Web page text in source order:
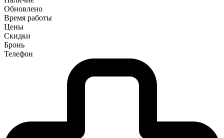
Обновлено
Время работы
Цены
Скидки
Бронь
Телефон